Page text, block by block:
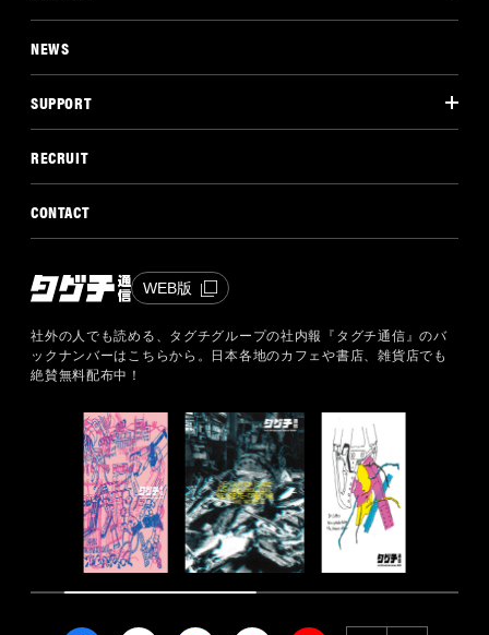
NEWS
SUPPORT
RECRUIT
CONTACT
WEB版
社外の人でも読める、タグチグループの社内報『タグチ通信』のバ
ックナンバーはこちらから。
日本各地のカフェや書店、雑貨店でも
絶賛無料配布中！